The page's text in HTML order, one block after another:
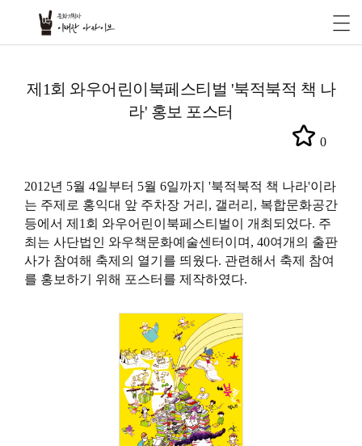
제1회 와우어린이북페스티벌 '북적북적 책 나
라' 홍보 포스터
0
2012년 5월 4일부터 5월 6일까지 '북적북적 책 나라'이라
는 주제로 홍익대 앞 주차장 거리, 갤러리, 복합문화공간
등에서 제1회 와우어린이북페스티벌이 개최되었다. 주
최는 사단법인 와우책문화예술센터이며, 40여개의 출판
사가 참여해 축제의 열기를 띄웠다. 관련해서 축제 참여
를 홍보하기 위해 포스터를 제작하였다.